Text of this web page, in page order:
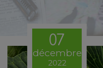
07
décembre
2022